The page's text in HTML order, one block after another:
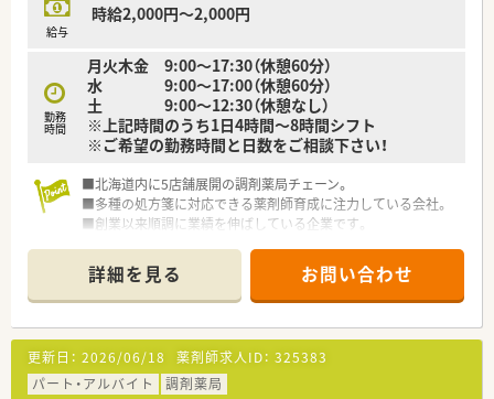
給与
時給2,000円～2,000円
勤務
時間
月火木金 9:00～17:30（休憩60分）
水 9:00～17:00（休憩60分）
土 9:00～12:30（休憩なし）
※上記時間のうち1日4時間～8時間シフト
※ご希望の勤務時間と日数をご相談下さい！
■北海道内に5店舗展開の調剤薬局チェーン。
■多種の処方箋に対応できる薬剤師育成に注力している会社。
■創業以来順調に業績を伸ばしている企業です。
詳細を見る お問い合わせ
更新日： 2026/06/18 薬剤師求人ID： 325383
パート・アルバイト
調剤薬局